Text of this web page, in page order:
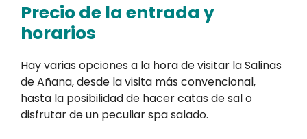
Precio de la entrada y
horarios
Hay varias opciones a la hora de visitar la Salinas
de Añana, desde la visita más convencional,
hasta la posibilidad de hacer catas de sal o
disfrutar de un peculiar spa salado.